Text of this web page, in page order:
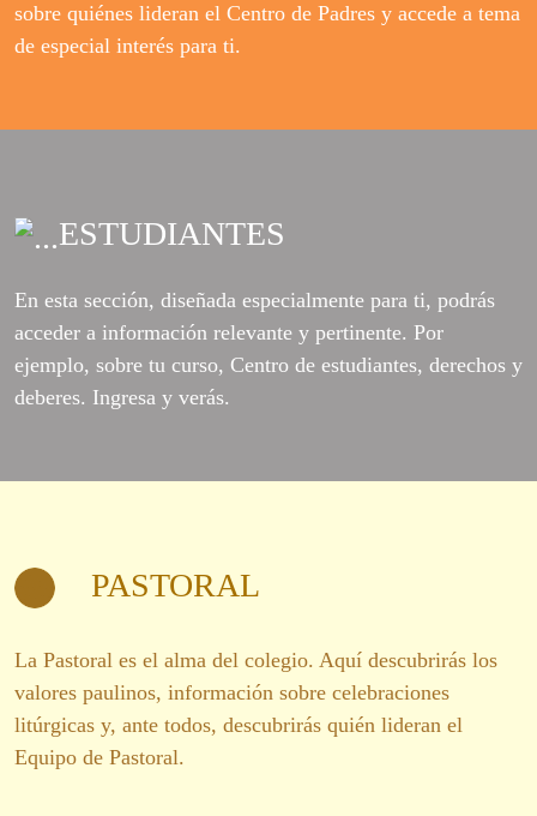
sobre quiénes lideran el Centro de Padres y accede a tema
de especial interés para ti.
ESTUDIANTES
En esta sección, diseñada especialmente para ti, podrás
acceder a información relevante y pertinente. Por
ejemplo, sobre tu curso, Centro de estudiantes, derechos y
deberes. Ingresa y verás.
PASTORAL
La Pastoral es el alma del colegio. Aquí descubrirás los
valores paulinos, información sobre celebraciones
litúrgicas y, ante todos, descubrirás quién lideran el
Equipo de Pastoral.